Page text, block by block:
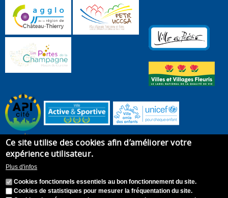
Ce site utilise des cookies afin d’améliorer votre
expérience utilisateur.
Plus d'infos
Cookies fonctionnels essentiels au bon fonctionnement du site.
Cookies de statistiques pour mesurer la fréquentation du site.